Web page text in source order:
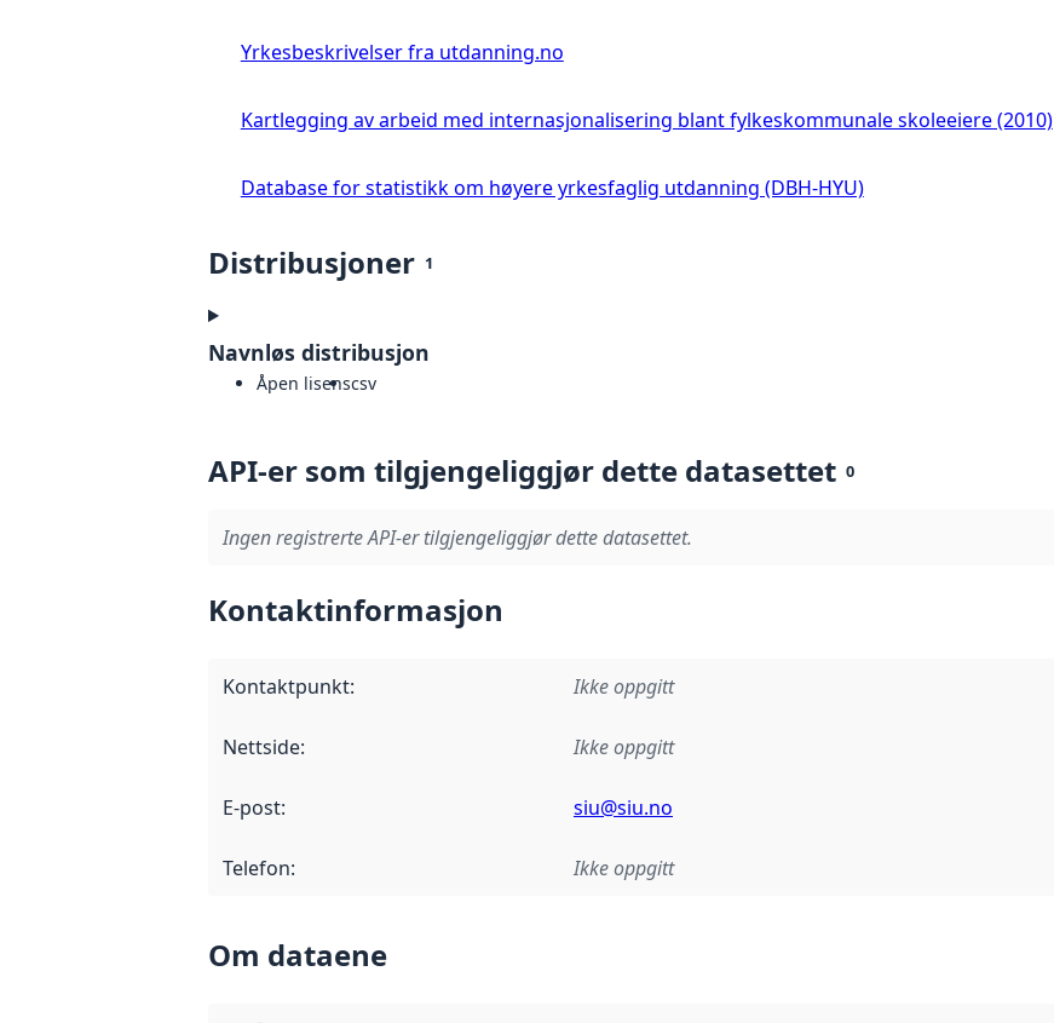
Yrkesbeskrivelser fra utdanning.no
Kartlegging av arbeid med internasjonalisering blant fylkeskommunale skoleeiere (2010)
Database for statistikk om høyere yrkesfaglig utdanning (DBH-HYU)
Distribusjoner 1
Navnløs distribusjon
Åpen lisenscsv
API-er som tilgjengeliggjør dette datasettet 0
Ingen registrerte API-er tilgjengeliggjør dette datasettet.
Kontaktinformasjon
Kontaktpunkt: Ikke oppgitt
Nettside: Ikke oppgitt
E-post: siu@siu.no
Telefon: Ikke oppgitt
Om dataene